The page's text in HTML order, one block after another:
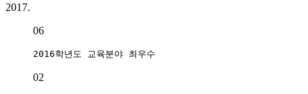
2017.
06
2016학년도 교육분야 최우수
02